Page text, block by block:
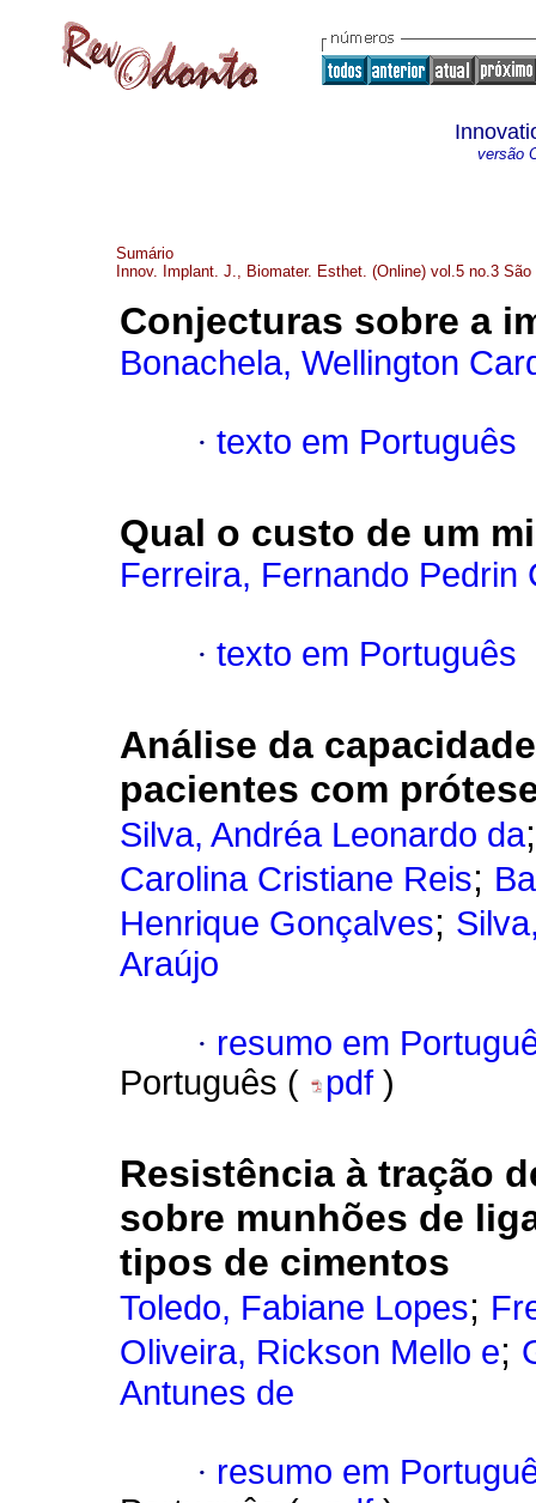
versão
Sumário
Innov. Implant. J., Biomater. Esthet. (Online) vol.5 no.3
Conjecturas sobre a
Bonachela, Wellington
· texto em Português
Qual o custo de um
Ferreira, Fernando Pedrin
· texto em Português
Análise da
pacientes com
Silva, Andréa Leonardo da
Carolina Cristiane Reis;
Henrique Gonçalves;
Araújo
· resumo em
Português (
pdf )
Resistência à tração
sobre munhões de
tipos de cimentos
Toledo, Fabiane Lopes;
Oliveira, Rickson Mello e;
Antunes de
· resumo em